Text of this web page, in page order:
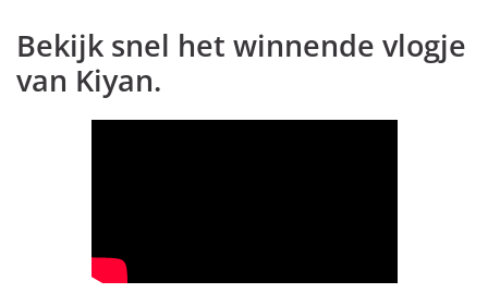
Bekijk snel het winnende vlogje
van Kiyan.